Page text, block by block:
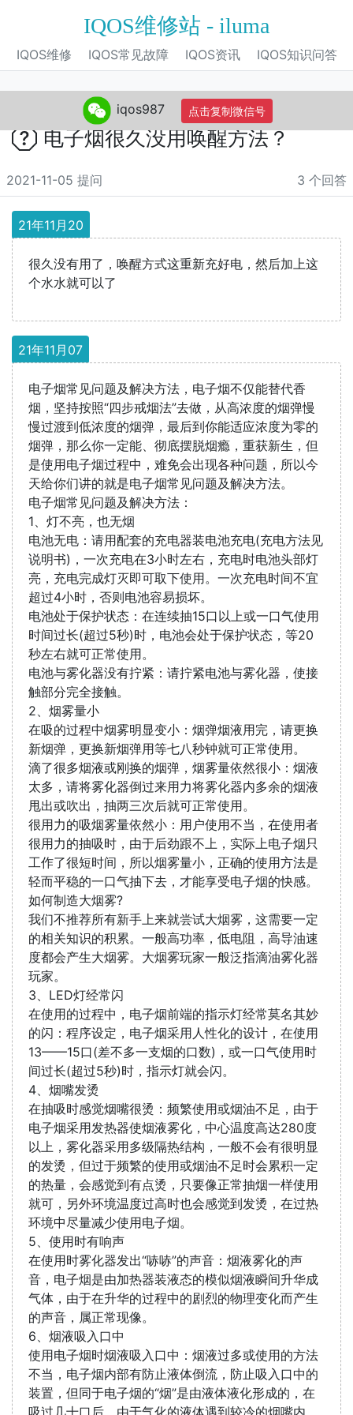
IQOS维修站 - iluma
IQOS维修 IQOS常见故障 IQOS资讯 IQOS知识问答
电子烟很久没用唤醒方法？
2021-11-05 提问 3 个回答
21年11月20
很久没有用了，唤醒方式这重新充好电，然后加上这
个水水就可以了
21年11月07
电子烟常见问题及解决方法，电子烟不仅能替代香
烟，坚持按照“四步戒烟法”去做，从高浓度的烟弹慢
慢过渡到低浓度的烟弹，最后到你能适应浓度为零的
烟弹，那么你一定能、彻底摆脱烟瘾，重获新生，但
是使用电子烟过程中，难免会出现各种问题，所以今
天给你们讲的就是电子烟常见问题及解决方法。
电子烟常见问题及解决方法：
1、灯不亮，也无烟
电池无电：请用配套的充电器装电池充电(充电方法见
说明书)，一次充电在3小时左右，充电时电池头部灯
亮，充电完成灯灭即可取下使用。一次充电时间不宜
超过4小时，否则电池容易损坏。
电池处于保护状态：在连续抽15口以上或一口气使用
时间过长(超过5秒)时，电池会处于保护状态，等20
秒左右就可正常使用。
电池与雾化器没有拧紧：请拧紧电池与雾化器，使接
触部分完全接触。
2、烟雾量小
在吸的过程中烟雾明显变小：烟弹烟液用完，请更换
新烟弹，更换新烟弹用等七八秒钟就可正常使用。
滴了很多烟液或刚换的烟弹，烟雾量依然很小：烟液
太多，请将雾化器倒过来用力将雾化器内多余的烟液
甩出或吹出，抽两三次后就可正常使用。
很用力的吸烟雾量依然小：用户使用不当，在使用者
很用力的抽吸时，由于后劲跟不上，实际上电子烟只
工作了很短时间，所以烟雾量小，正确的使用方法是
轻而平稳的一口气抽下去，才能享受电子烟的快感。
如何制造大烟雾?
我们不推荐所有新手上来就尝试大烟雾，这需要一定
的相关知识的积累。一般高功率，低电阻，高导油速
度都会产生大烟雾。大烟雾玩家一般泛指滴油雾化器
玩家。
3、LED灯经常闪
在使用的过程中，电子烟前端的指示灯经常莫名其妙
的闪：程序设定，电子烟采用人性化的设计，在使用
13——15口(差不多一支烟的口数)，或一口气使用时
间过长(超过5秒)时，指示灯就会闪。
4、烟嘴发烫
在抽吸时感觉烟嘴很烫：频繁使用或烟油不足，由于
电子烟采用发热器使烟液雾化，中心温度高达280度
以上，雾化器采用多级隔热结构，一般不会有很明显
的发烫，但过于频繁的使用或烟油不足时会累积一定
的热量，会感觉到有点烫，只要像正常抽烟一样使用
就可，另外环境温度过高时也会感觉到发烫，在过热
环境中尽量减少使用电子烟。
5、使用时有响声
在使用时雾化器发出“哧哧”的声音：烟液雾化的声
音，电子烟是由加热器装液态的模似烟液瞬间升华成
气体，由于在升华的过程中的剧烈的物理变化而产生
的声音，属正常现像。
6、烟液吸入口中
使用电子烟时烟液吸入口中：烟液过多或使用的方法
不当，电子烟内部有防止液体倒流，防止吸入口中的
装置，但同于电子烟的“烟”是由液体液化形成的，在
吸过几十口后，由于气化的液体遇到较冷的烟嘴内
iqos987 点击复制微信号